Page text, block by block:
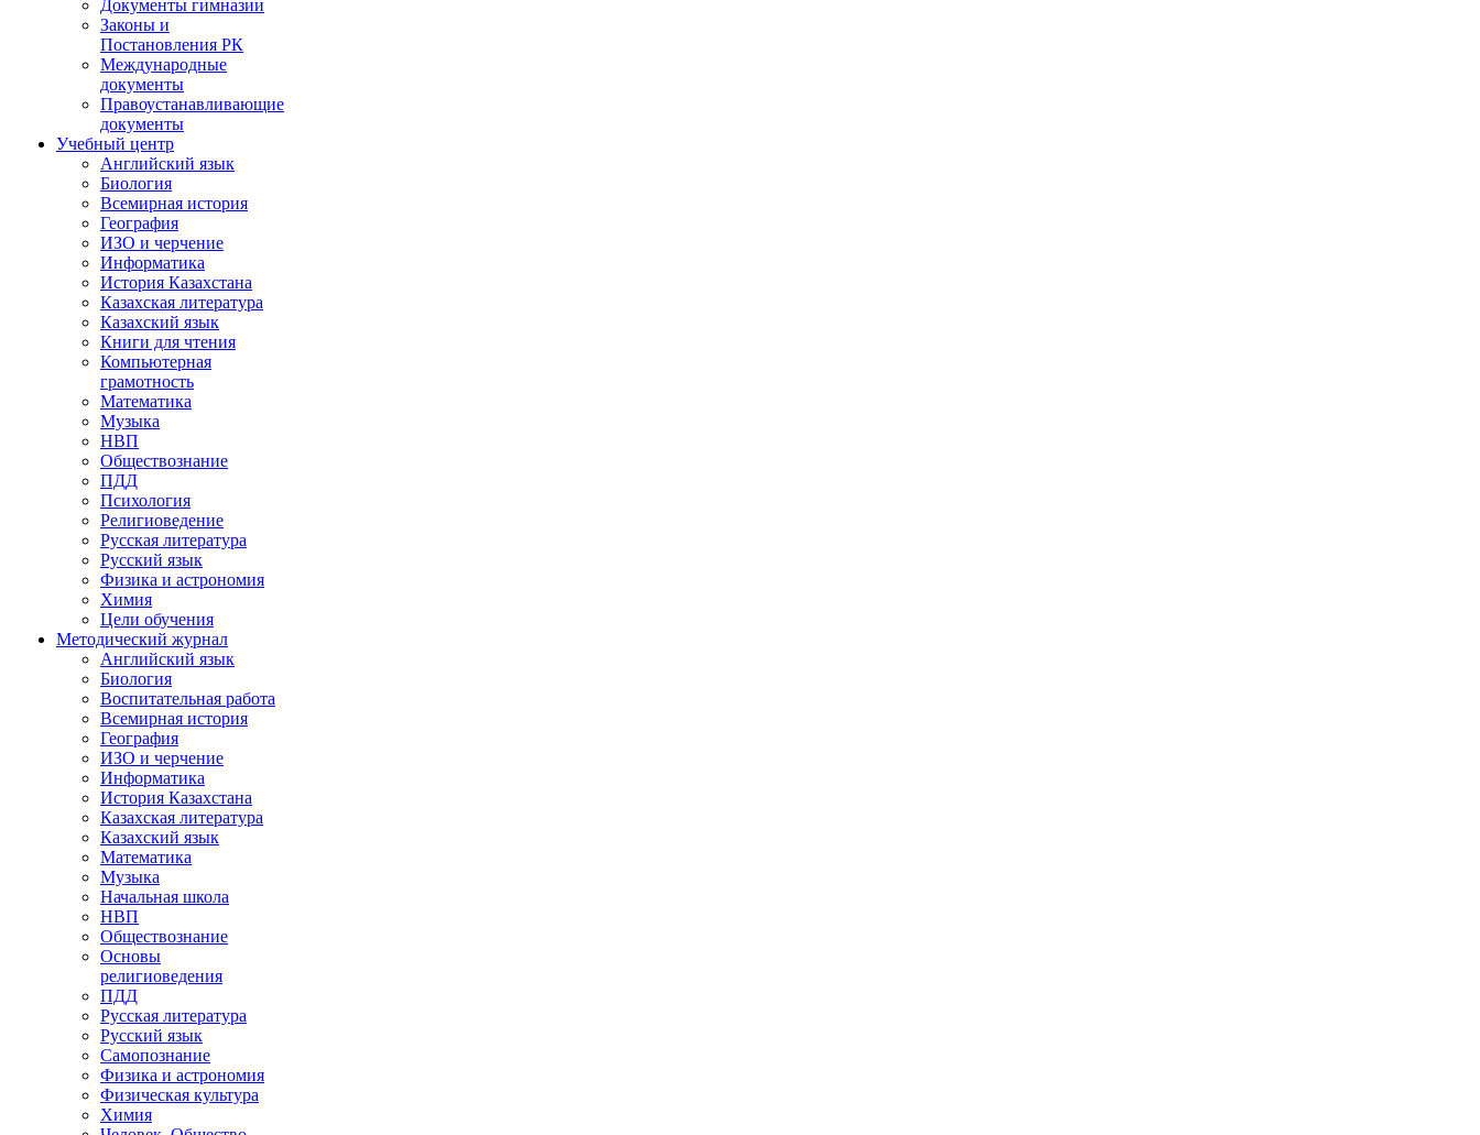
Документы гимназии
Законы и
Постановления РК
Международные
документы
Правоустанавливающие
документы
Учебный центр
Английский язык
Биология
Всемирная история
География
ИЗО и черчение
Информатика
История Казахстана
Казахская литература
Казахский язык
Книги для чтения
Компьютерная
грамотность
Математика
Музыка
НВП
Обществознание
ПДД
Психология
Религиоведение
Русская литература
Русский язык
Физика и астрономия
Химия
Цели обучения
Методический журнал
Английский язык
Биология
Воспитательная работа
Всемирная история
География
ИЗО и черчение
Информатика
История Казахстана
Казахская литература
Казахский язык
Математика
Музыка
Начальная школа
НВП
Обществознание
Основы
религиоведения
ПДД
Русская литература
Русский язык
Самопознание
Физика и астрономия
Физическая культура
Химия